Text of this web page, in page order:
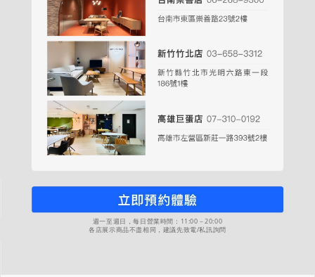
週一至週日，每日營業時間：11:00－20:00
各店展示商品不盡相同，建議先致電/私訊詢問